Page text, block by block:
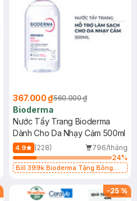
367.000 ₫560.000 ₫
Bioderma
Nước Tẩy Trang Bioderma
Dành Cho Da Nhạy Cảm 500ml
4.9 (228)
796/tháng
24%
Bill 399k Bioderma Tặng Bông
-25 %